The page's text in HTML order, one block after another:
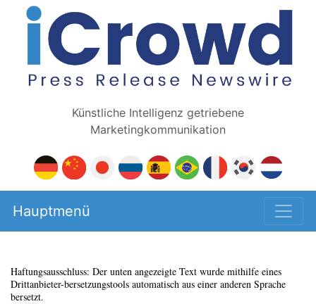
Künstliche Intelligenz getriebene
Marketingkommunikation
Hauptmenü
Haftungsausschluss: Der unten angezeigte Text wurde mithilfe eines
Drittanbieter-bersetzungstools automatisch aus einer anderen Sprache
bersetzt.